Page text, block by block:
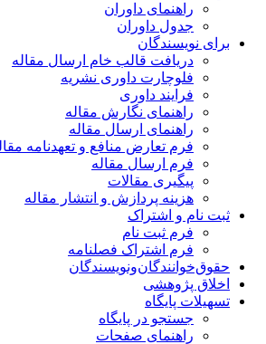
راهنمای داوران
جدول داوران
برای نویسندگان
دریافت قالب خام ارسال مقاله
فلوچارت داوری نشریه
فرایند داوری
راهنمای نگارش مقاله
راهنمای ارسال مقاله
فرم تعارض منافع و تعهدنامه مقاله
فرم ارسال مقاله
پیگیری مقالات
هزینه پردازش و انتشار مقاله
ثبت نام و اشتراک
فرم ثبت نام
فرم اشتراک فصلنامه
حقوق‌خوانندگان‌و‌نویسندگان
اخلاق پژوهشی
تسهیلات پایگاه
جستجو در پایگاه
راهنمای صفحات